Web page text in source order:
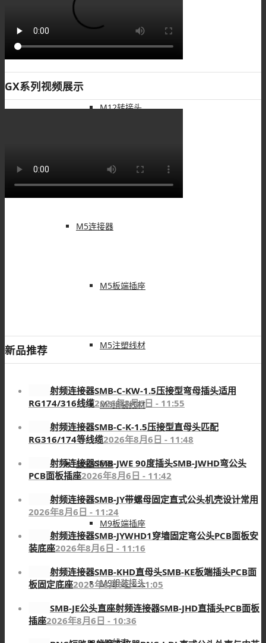
M12注塑接头
M12转接头
M12线束
M5连接器
M5板端插座
M5注塑线材
M5组装线材
M9连接器
M9板端插座
M9组装接头
GX系列视频展示
新品推荐
射频连接器SMB-C-KW-1.5压接型弯母插头适用
RG174/316线缆2026年8月6日 - 11:55
射频连接器SMB-C-K-1.5压接型直母头匹配
RG316/174等线缆2026年8月6日 - 11:48
射频连接器SMB-JWE 90度插头SMB-JWHD弯公头
PCB面板插座2026年8月6日 - 11:42
射频连接器SMB-JY带螺母固定直式公头机壳设计常用
2026年8月6日 - 11:24
射频连接器SMB-JYWHD1穿墙固定弯公头PCB面板安
装底座2026年8月6日 - 11:16
射频连接器SMB-KHD直母头SMB-KE板端插头PCB面
板固定底座2026年8月6日 - 11:05
SMB-JE公头直座射频连接器SMB-JHD直插头PCB面板
插座2026年8月6日 - 10:36